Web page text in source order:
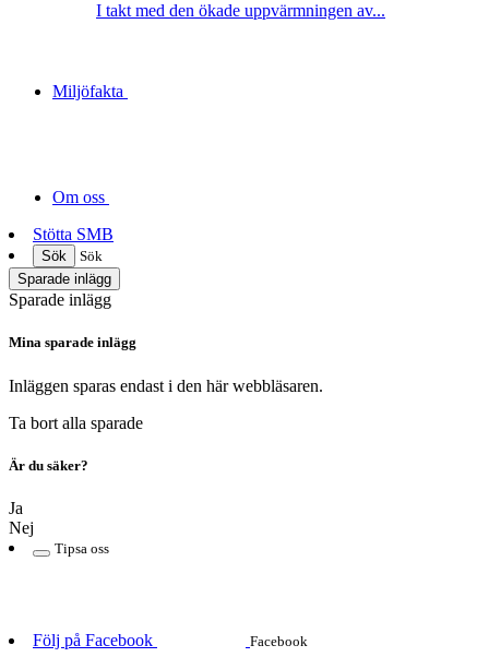
I takt med den ökade uppvärmningen av...
Miljöfakta
Om oss
Stötta SMB
Sök
Sök
Sparade inlägg
Sparade inlägg
Mina sparade inlägg
Inläggen sparas endast i den här webbläsaren.
Ta bort alla sparade
Är du säker?
Ja
Nej
Tipsa oss
Följ på Facebook Facebook